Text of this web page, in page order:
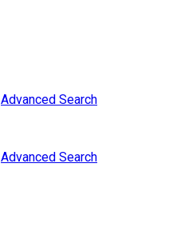
Advanced Search
Advanced Search